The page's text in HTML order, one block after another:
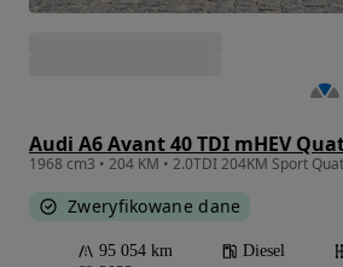
Zweryfikowane dane
95 054 km Diesel